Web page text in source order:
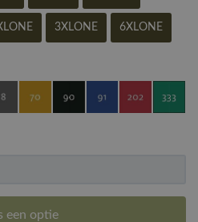
3XLONE 6XLONE
een optie